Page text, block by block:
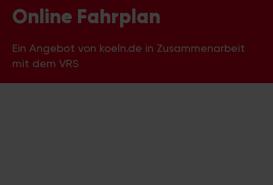
Online Fahrplan
Ein Angebot von koeln.de in Zusammenarbeit
mit dem VRS